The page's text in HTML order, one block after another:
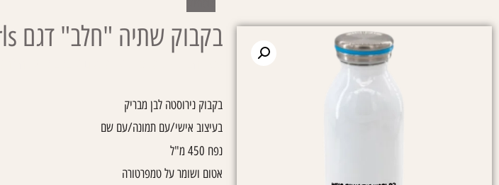
בקבוק שתיה "חלב" דגם curls
בקבוק נירוסטה לבן מבריק
בעיצוב אישי/עם תמונה/עם שם
נפח 450 מ"ל
אטום ושומר על טמפרטורה